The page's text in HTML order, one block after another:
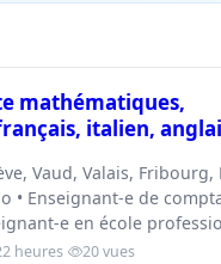
mathématiques,
italien,
Vaud, Valais, Fribourg,
• Enseignant-e de
e en école
heures 20 vues